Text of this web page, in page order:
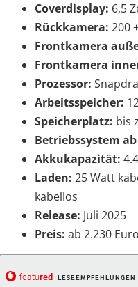
Coverdisplay: 6,5
Rückkamera: 200
Frontkamera
Frontkamera
Prozessor:
Arbeitsspeicher:
Speicherplatz: bis
Betriebssystem
Akkukapazität:
Laden: 25 Watt
kabellos
Release: Juli 2025
Preis: ab 2.230 Euro
featured LESEEMPFEHLUNGEN